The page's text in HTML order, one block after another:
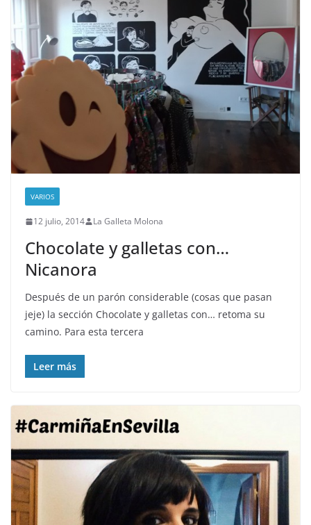
VARIOS
12 julio, 2014 La Galleta Molona
Chocolate y galletas con…
Nicanora
Después de un parón considerable (cosas que pasan
jeje) la sección Chocolate y galletas con… retoma su
camino. Para esta tercera
Leer más